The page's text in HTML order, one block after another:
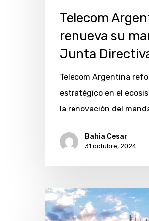
Hit enter to search or ESC
Telecom
renueva su
Junta
Telecom Argentina
estratégico en el
la renovación del
Bahia Cesar
31 octubre, 2024
Telecom
adhiere